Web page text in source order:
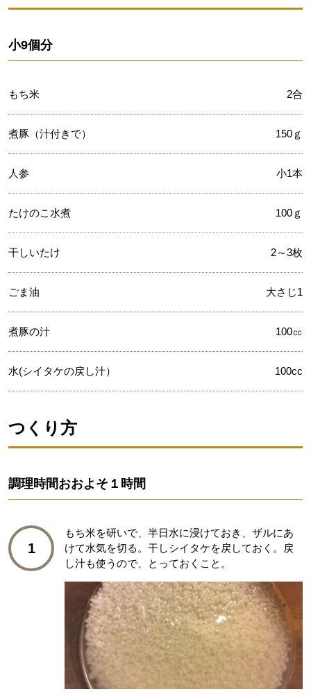
小9個分
もち米 2合
煮豚（汁付きで） 150ｇ
人参 小1本
たけのこ水煮 100ｇ
干しいたけ 2～3枚
ごま油 大さじ1
煮豚の汁 100㏄
水(シイタケの戻し汁） 100cc
つくり方
調理時間おおよそ１時間
1
もち米を研いで、半日水に浸けておき、ザルにあ
けて水気を切る。干しシイタケを戻しておく。戻
し汁も使うので、とっておくこと。